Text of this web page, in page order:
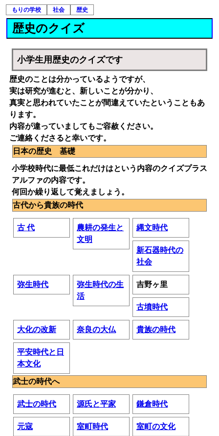
もりの学校 社会 歴史
歴史のクイズ
小学生用歴史のクイズです
歴史のことは分かっているようですが、
実は研究が進むと、新しいことが分かり、
真実と思われていたことが間違えていたということもあ
ります。
内容が違っていましてもご容赦ください。
ご連絡くださると幸いです。
日本の歴史 基礎
小学校時代に最低これだけはという内容のクイズプラス
アルファの内容です。
何回か繰り返して覚えましょう。
古代から貴族の時代
古 代
農耕の発生と
文明
縄文時代
新石器時代の
社会
弥生時代
弥生時代の生
活
吉野ヶ里
古墳時代
大化の改新 奈良の大仏 貴族の時代
平安時代と日
本文化
武士の時代へ
武士の時代 源氏と平家 鎌倉時代
元寇 室町時代 室町の文化